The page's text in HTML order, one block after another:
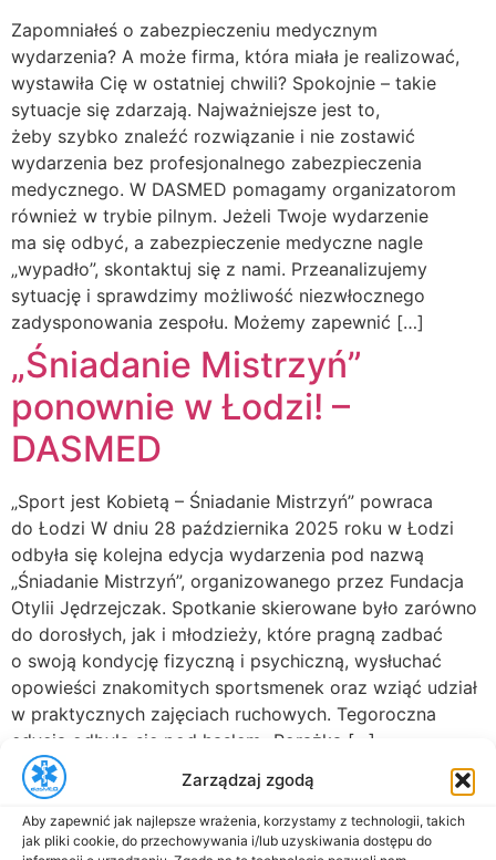
Zarządzaj zgodą
Aby zapewnić jak najlepsze wrażenia, korzystamy z technologii, takich
jak pliki cookie, do przechowywania i/lub uzyskiwania dostępu do
Zapomniałeś o zabezpieczeniu medycznym
wydarzenia? A może firma, która miała je realizować,
wystawiła Cię w ostatniej chwili? Spokojnie – takie
sytuacje się zdarzają. Najważniejsze jest to,
żeby szybko znaleźć rozwiązanie i nie zostawić
wydarzenia bez profesjonalnego zabezpieczenia
medycznego. W DASMED pomagamy organizatorom
również w trybie pilnym. Jeżeli Twoje wydarzenie
ma się odbyć, a zabezpieczenie medyczne nagle
„wypadło”, skontaktuj się z nami. Przeanalizujemy
sytuację i sprawdzimy możliwość niezwłocznego
zadysponowania zespołu. Możemy zapewnić […]
„Śniadanie Mistrzyń”
ponownie w Łodzi! –
DASMED
„Sport jest Kobietą – Śniadanie Mistrzyń” powraca
do Łodzi W dniu 28 października 2025 roku w Łodzi
odbyła się kolejna edycja wydarzenia pod nazwą
„Śniadanie Mistrzyń”, organizowanego przez Fundacja
Otylii Jędrzejczak. Spotkanie skierowane było zarówno
do dorosłych, jak i młodzieży, które pragną zadbać
o swoją kondycję fizyczną i psychiczną, wysłuchać
opowieści znakomitych sportsmenek oraz wziąć udział
w praktycznych zajęciach ruchowych. Tegoroczna
edycja odbyła się pod hasłem „Porażka […]